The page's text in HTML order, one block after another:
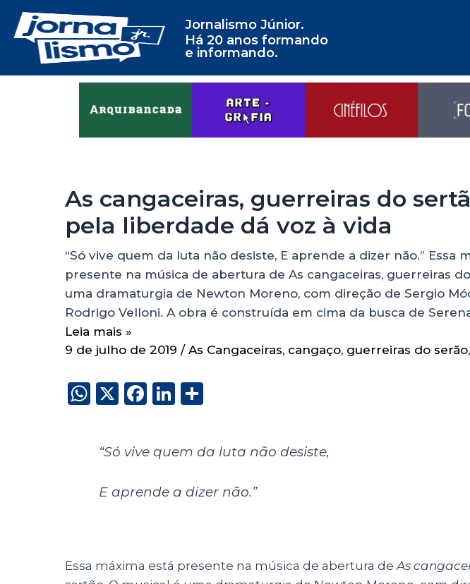
Jornalismo Júnior.
Há 20 anos formando
e informando.
As cangaceiras, guerreiras do
pela liberdade dá voz à vida
“Só vive quem da luta não desiste, E aprende a dizer não.” Essa
presente na música de abertura de As cangaceiras, guerreiras
uma dramaturgia de Newton Moreno, com direção de Sergio
Rodrigo Velloni. A obra é construída em cima da busca de
Leia mais »
9 de julho de 2019 / As Cangaceiras, cangaço, guerreiras do serão,
W
ts
A
X
F
e
b
Li
e
dI
re
“Só vive quem da luta não desiste,
E aprende a dizer não.”
Essa máxima está presente na música de abertura deAs